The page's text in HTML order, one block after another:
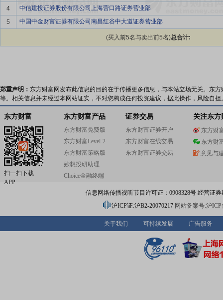
4
中信建投证券股份有限公司上海营口路证券营业部
5
中国中金财富证券有限公司南昌红谷中大道证券营业部
(买入前5名与卖出前5名)总合计:
郑重声明： 东方财富网发布此信息的目的在于传播更多信息，与本站立场无关。东
等。相关信息并未经过本网站证实，不对您构成任何投资建议，据此操作，风险自担